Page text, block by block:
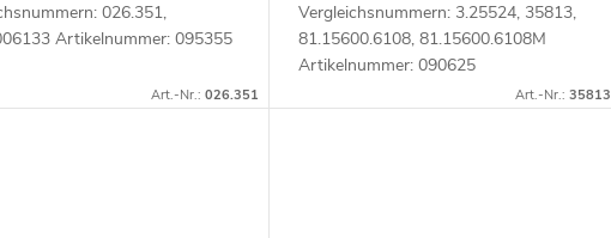
026.351,
Artikelnummer: 095355
Art.-Nr.: 026.351
Vergleichsnummern: 3.25524, 35813,
81.15600.6108, 81.15600.6108M
Artikelnummer: 090625
Art.-Nr.: 35813